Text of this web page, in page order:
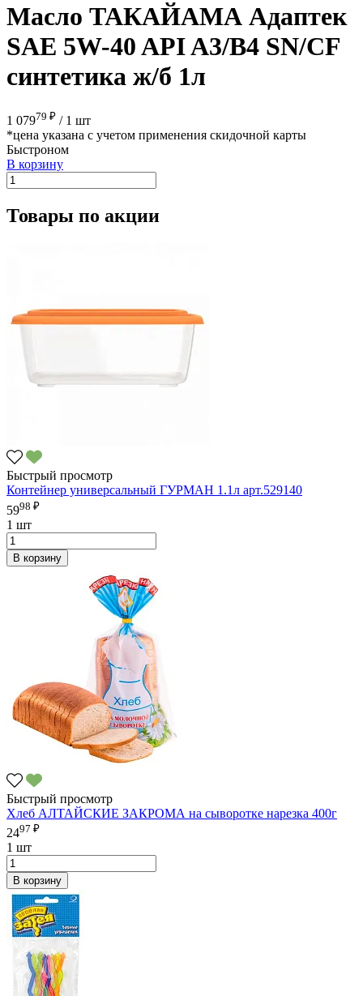
Масло ТАКАЙАМА Адаптек
SAE 5W-40 API A3/B4 SN/CF
синтетика ж/б 1л
1 07979 ₽ / 1 шт
*цена указана с учетом применения скидочной карты
Быстроном
В корзину
Товары по акции
Быстрый просмотр
Контейнер универсальный ГУРМАН 1.1л арт.529140
5998 ₽
1 шт
В корзину
Быстрый просмотр
Хлеб АЛТАЙСКИЕ ЗАКРОМА на сыворотке нарезка 400г
2497 ₽
1 шт
В корзину